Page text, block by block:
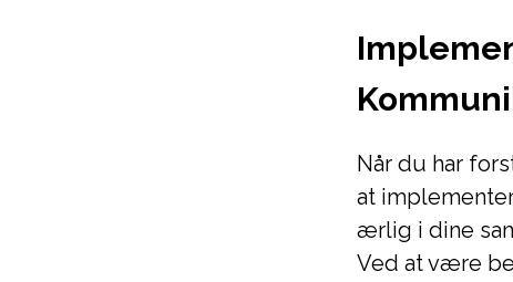
Når du har
at
ærlig i dine
Ved at være